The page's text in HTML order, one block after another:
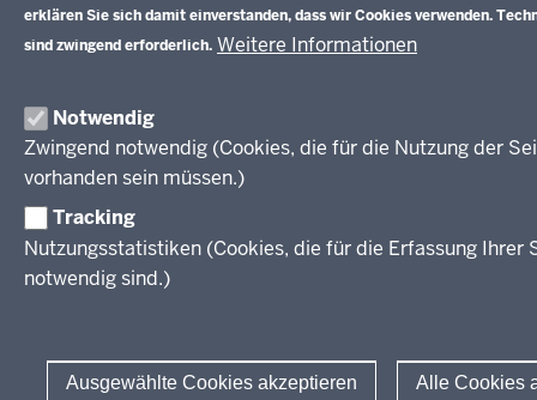
erklären Sie sich damit einverstanden, dass wir Cookies verwenden.
sind zwingend erforderlich. Weitere Informationen
Notwendig
Zwingend notwendig (Cookies, die für die Nutzung der
vorhanden sein müssen.)
Tracking
Nutzungsstatistiken (Cookies, die für die Erfassung Ihrer
notwendig sind.)
Ausgewählte Cookies akzeptieren Alle Cookies